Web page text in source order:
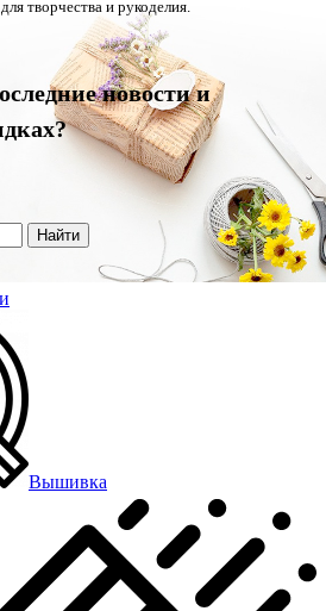
творчества и рукоделия.
новости и
Найти
Вышивка